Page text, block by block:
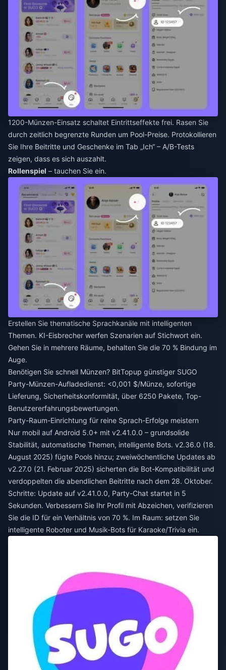
1200-Münzen-Einsatz schaltet Eintrittseffekte frei. Rasen Sie
durch zeitlich begrenzte Runden um Pool-Preise. Protokollieren
Sie Ihre Beitritte und Geschenke im Tab „Ich“ – A/B-Tests
zeigen, dass es sich auszahlt.
Rollenspiel – tauchen Sie ein.
Erstellen Sie thematische Sprachkanäle mit intelligenten
Themen. KI-Eisbrecher werfen Szenarien auf Stichwort ein.
Gehen Sie in mehrere Räume, behalten Sie die 70 % Bindung im
Auge.
Benötigen Sie schnell Münzen? BitTopup günstiger SUGO
Party-Münzen-Aufladedienst: <0,001 $/Münze, sofortige
Lieferung, Sicherheitskonformität, über 6250 Pakete, Top-
Benutzererfahrungsbewertungen.
Party-Raum-Einrichtung für reine Sprach-Erfolge meistern
Nur mobil auf Android 5.0+ mit v2.41.0.0 – grundsolide
Stabilität, automatische Themen, intelligente Bots. v2.36.0 (18.
August 2025) fügte Pools hinzu; zweiwöchentliche Updates ab
v2.27.0 (21. Februar 2025) sicherten die Bot-Kompatibilität und
verdoppelten die abendlichen Beitritte nach dem 28. Oktober.
Schritte: Update auf v2.41.0.0, Party-Chat startet in 5
Sekunden. Verbessern Sie Ihr Profil mit Abzeichen, verifizieren
Sie die ID für ein Verhältnis von 70 %. Im Raum: setzen Sie
intelligente Roboter und Musik-Bots für Karaoke/Trivia ein.